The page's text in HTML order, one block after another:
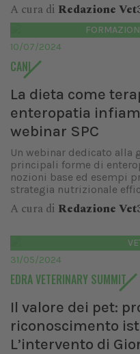
A cura di Redazione
10/07/2024
CANI
La dieta come
enteropatia
webinar SPC
Un webinar dedicato alla
principali forme di
nozioni base ed esempi
strategia nutrizionale
A cura di Redazione
31/05/2024
EDRA VETERINARY SUMMIT
Il valore dei pet:
riconoscimento
L’intervento di